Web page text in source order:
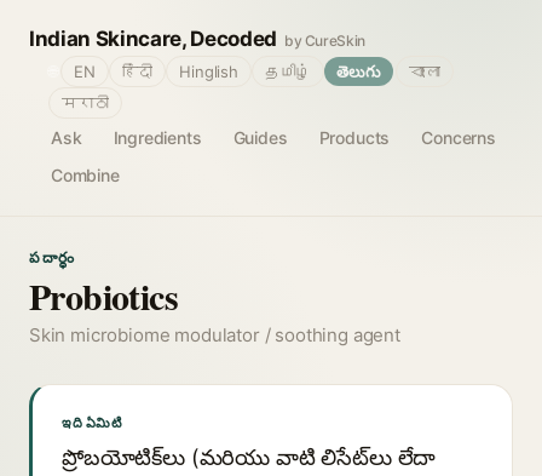
Indian Skincare, Decoded by CureSkin
Ask Ingredients Guides Products
Concerns
Combine
EN हिंदी Hinglish தமிழ் తెలుగు
বাংলা
मराठी
పదార్థం
Probiotics
Skin microbiome modulator / soothing agent
ఇది ఏమిటి
ప్రోబయోటిక్‌లు (మరియు వాటి లిసేట్‌లు లేదా